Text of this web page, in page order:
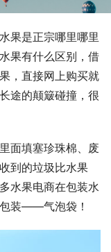
果是正宗哪里哪里
果有什么区别，借
，直接网上购买就
途的颠簸碰撞，很
面填塞珍珠棉、废
到的垃圾比水果
水果电商在包装水
装——气泡袋！